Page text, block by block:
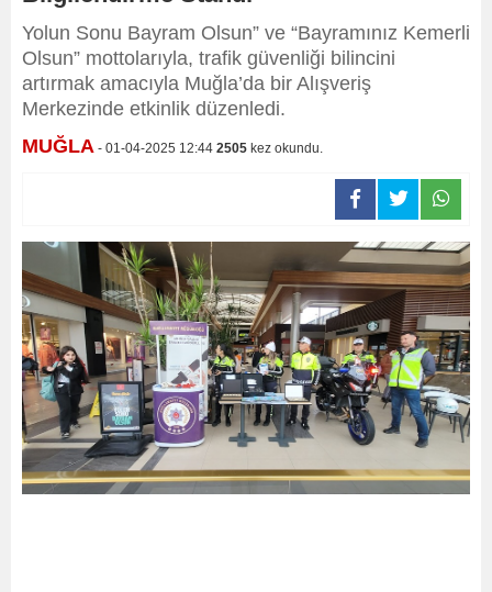
Yolun Sonu Bayram Olsun” ve “Bayramınız Kemerli
Olsun” mottolarıyla, trafik güvenliği bilincini
artırmak amacıyla Muğla’da bir Alışveriş
Merkezinde etkinlik düzenledi.
MUĞLA - 01-04-2025 12:44 2505 kez okundu.